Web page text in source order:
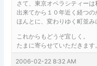
さて、東京オペラシティーは
出来てから１０年近く経つの
ほんとに、変わりゆく町並み
これからもどうぞ宜しく。
たまに寄らせていただきます。
2006-02-22 8:32 AM